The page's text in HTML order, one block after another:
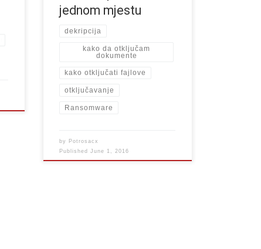
jednom mjestu
dekripcija
kako da otključam
dokumente
kako otključati fajlove
otključavanje
Ransomware
by Potrosacx
PublishedJune 1, 2016